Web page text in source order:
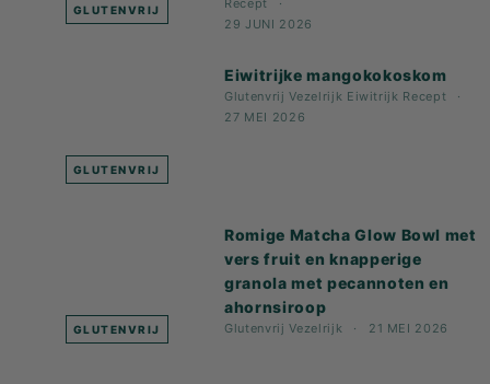
GLUTENVRIJ
Recept
29 JUNI 2026
GLUTENVRIJ
Eiwitrijke mangokokoskom
Glutenvrij Vezelrijk Eiwitrijk Recept
27 MEI 2026
GLUTENVRIJ
Romige Matcha Glow Bowl met
vers fruit en knapperige
granola met pecannoten en
ahornsiroop
Glutenvrij Vezelrijk 21 MEI 2026